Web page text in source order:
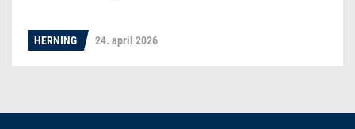
HERNING 24. april 2026